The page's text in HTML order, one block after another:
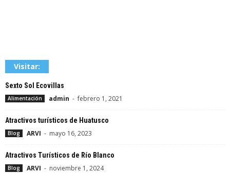
Visitar:
Sexto Sol Ecovillas
Alimentación admin - febrero 1, 2021
Atractivos turísticos de Huatusco
Blog ARVI - mayo 16, 2023
Atractivos Turísticos de Río Blanco
Blog ARVI - noviembre 1, 2024